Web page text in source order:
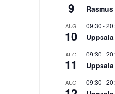
9
AUG
10
09:30 -
AUG
11
09:30 -
AUG 09:30 -